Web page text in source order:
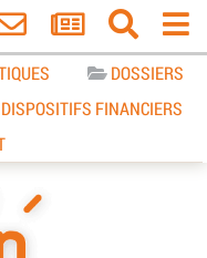
DOSSIERS
FINANCIERS